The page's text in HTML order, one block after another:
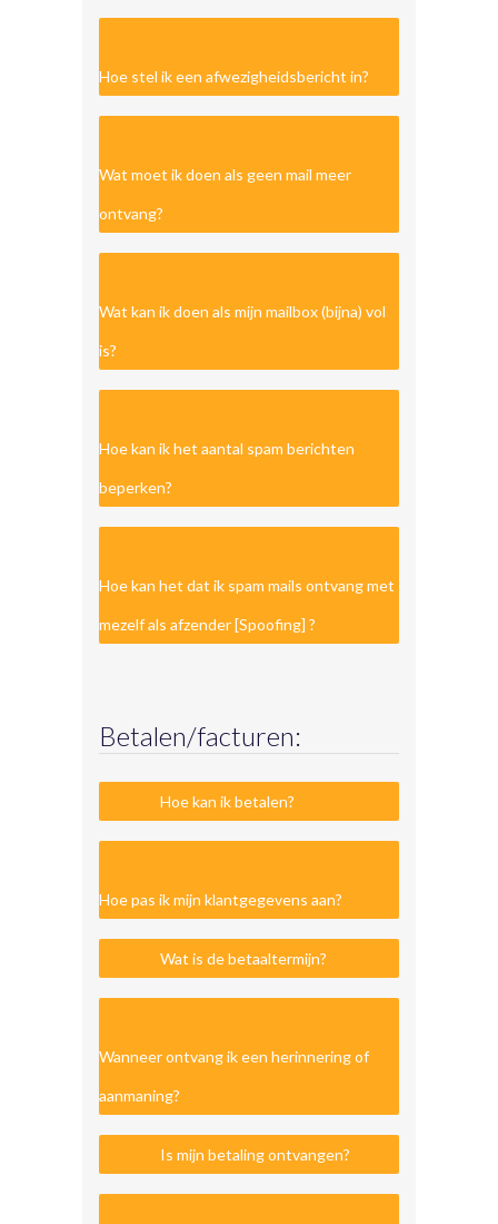
Hoe stel ik een afwezigheidsbericht in?
Wat moet ik doen als geen mail meer
ontvang?
Wat kan ik doen als mijn mailbox (bijna) vol
is?
Hoe kan ik het aantal spam berichten
beperken?
Hoe kan het dat ik spam mails ontvang met
mezelf als afzender [Spoofing] ?
Betalen/facturen:
Hoe kan ik betalen?
Hoe pas ik mijn klantgegevens aan?
Wat is de betaaltermijn?
Wanneer ontvang ik een herinnering of
aanmaning?
Is mijn betaling ontvangen?